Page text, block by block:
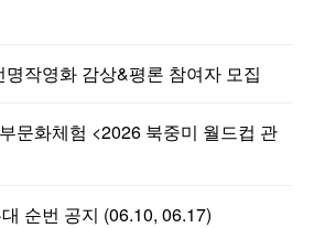
작영화 감상&평론 참여자 모집
문화체험 <2026 북중미 월드컵 관
순번 공지 (06.10, 06.17)